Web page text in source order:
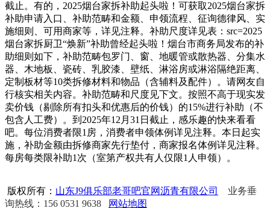
截止。有的，2025烟台家拆补助起头啦！可获取2025烟台家拆
补助申请入口、补助范畴和金额、申领流程、征询德律风、实
施细则、可用商家等，详见注释。补助尺度详见表：src=2025
烟台家拆厨卫“焕新”补助曾经起头啦！烟台市商务局发布的补
助细则如下，补助范畴包罗门、窗、地暖管或散热器、分集水
器、木地板、瓷砖、乳胶漆、壁纸、淋浴房或淋浴隔绝距离、
定制板材等10类拆修材料和物品（含辅料及配件）。请网友自
行核实相关内容。补助范畴和尺度见下文。按照不高于现实发
卖价钱（剔除所有扣头和优惠后的价钱）的15%进行补助（不
包含人工费）。到2025年12月31日截止，感乐趣的快来看看
吧。每位消费者限1房，消费者申领体例详见注释。本日起实
施，补助金额由拆修商家先行垫付，商家报名体例详见注释。
每房每类限补助1次（室第产权共有人仅限1人申领）。
版权所有： 山东J9俱乐部老哥吧官网沥青有限公司
业务垂
询热线：156 0531 9638
网站地图